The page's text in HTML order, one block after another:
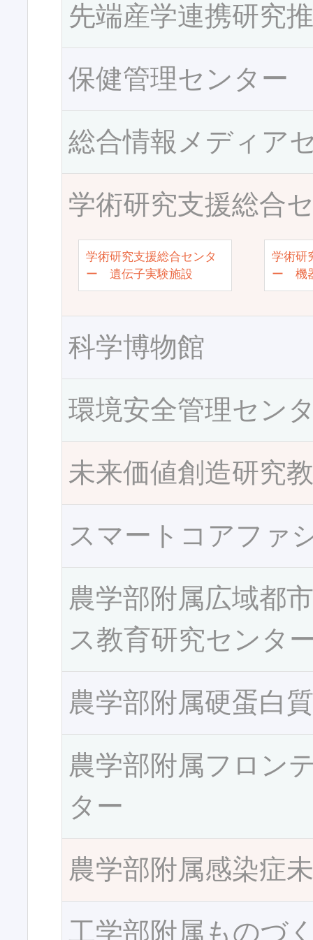
先端産学連携研究
保健管理センター
総合情報メディア
学術研究支援総合
学術研究支援総合センタ
ー 遺伝子実験施設
学術研
ー 機
科学博物館
環境安全管理セン
未来価値創造研究
スマートコアファ
農学部附属広域都
ス教育研究センタ
農学部附属硬蛋白
農学部附属フロン
ター
農学部附属感染症
工学部附属ものづ